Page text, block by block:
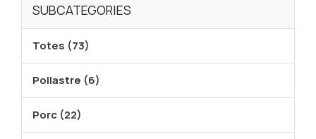
SUBCATEGORIES
Totes (73)
Pollastre (6)
Porc (22)